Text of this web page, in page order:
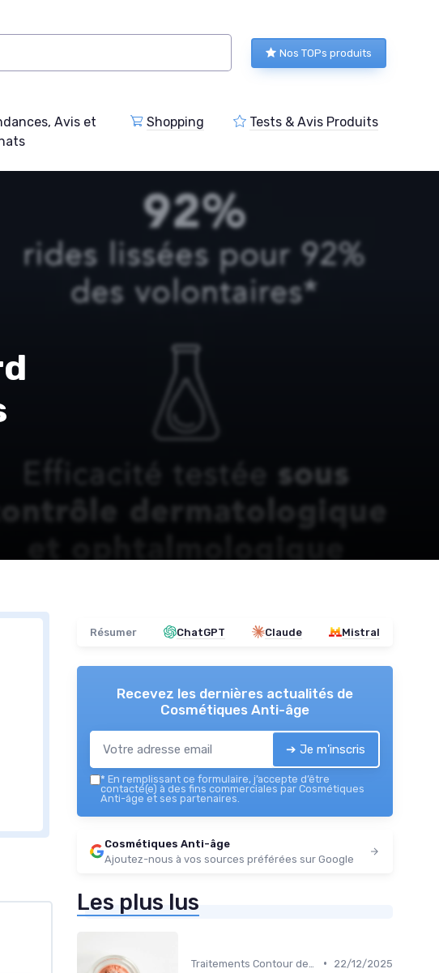
Nos TOPs produits
Avis et
Shopping Tests & Avis Produits
Résumer ChatGPT Claude Mistral
Recevez les dernières actualités de
Cosmétiques Anti-âge
➔ Je m'inscris
* En remplissant ce formulaire, j’accepte d’être
contacté(e) à des fins commerciales par Cosmétiques
Anti-âge et ses partenaires.
Cosmétiques Anti-âge
Ajoutez-nous à vos sources préférées sur Google
Les plus lus
•
22/12/2025